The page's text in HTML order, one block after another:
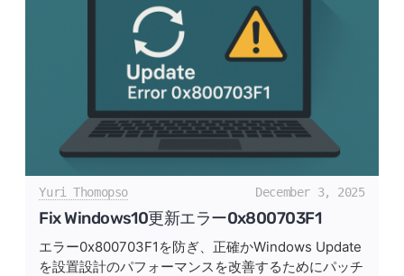
Yuri Thomopso December 3, 2025
Fix Windows10更新エラー0x800703F1
エラー0x800703F1を防ぎ、正確かWindows Update
を設置設計のパフォーマンスを改善するためにパッチ